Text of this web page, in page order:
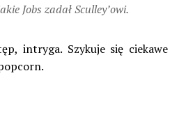
Jobs zadał Sculley’owi.
intryga. Szykuje się ciekawe